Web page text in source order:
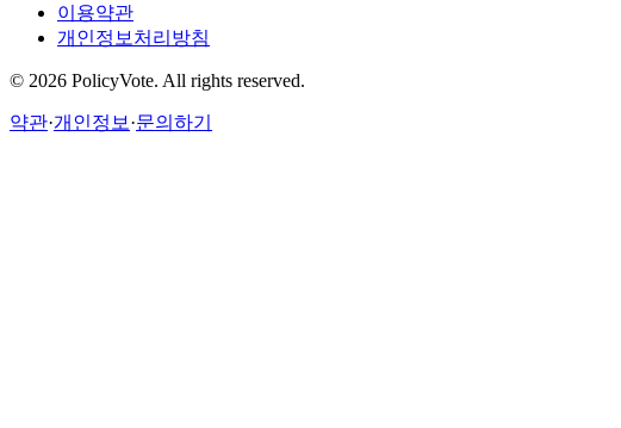
이용약관
개인정보처리방침
© 2026 PolicyVote. All rights reserved.
약관·개인정보 ·문의하기